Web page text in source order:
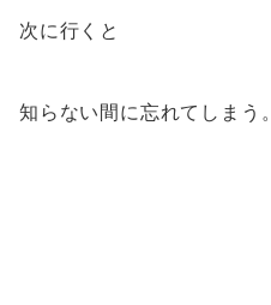
次に行くと
知らない間に忘れてしまう。